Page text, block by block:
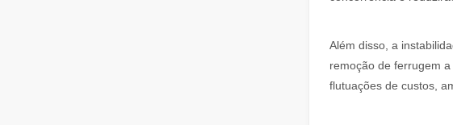
Além disso, a
remoção de ferrugem
flutuações de custos,